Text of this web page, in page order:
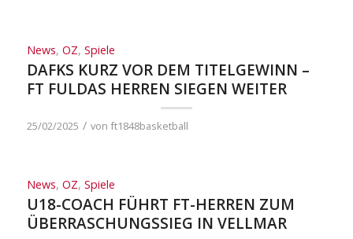
News, OZ, Spiele
DAFKS KURZ VOR DEM TITELGEWINN –
FT FULDAS HERREN SIEGEN WEITER
25/02/2025 / von ft1848basketball
News, OZ, Spiele
U18-COACH FÜHRT FT-HERREN ZUM
ÜBERRASCHUNGSSIEG IN VELLMAR